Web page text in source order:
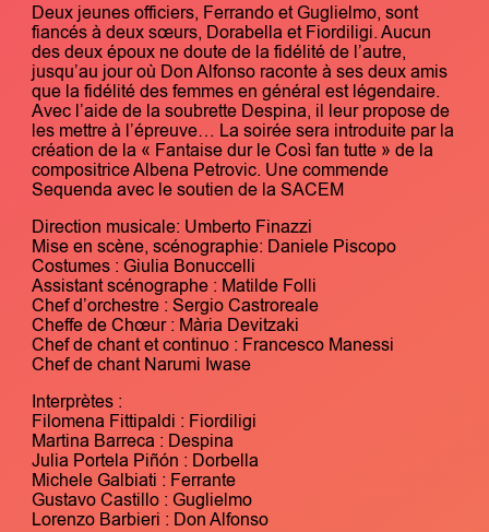
Deux jeunes officiers, Ferrando et Guglielmo, sont
fiancés à deux sœurs, Dorabella et Fiordiligi. Aucun
des deux époux ne doute de la fidélité de l’autre,
jusqu’au jour où Don Alfonso raconte à ses deux amis
que la fidélité des femmes en général est légendaire.
Avec l’aide de la soubrette Despina, il leur propose de
les mettre à l’épreuve… La soirée sera introduite par la
création de la « Fantaise dur le Così fan tutte » de la
compositrice Albena Petrovic. Une commende
Sequenda avec le soutien de la SACEM
Direction musicale: Umberto Finazzi
Mise en scène, scénographie: Daniele Piscopo
Costumes : Giulia Bonuccelli
Assistant scénographe : Matilde Folli
Chef d’orchestre : Sergio Castroreale
Cheffe de Chœur : Mària Devitzaki
Chef de chant et continuo : Francesco Manessi
Chef de chant Narumi Iwase
Interprètes :
Filomena Fittipaldi : Fiordiligi
Martina Barreca : Despina
Julia Portela Piñón : Dorbella
Michele Galbiati : Ferrante
Gustavo Castillo : Guglielmo
Lorenzo Barbieri : Don Alfonso